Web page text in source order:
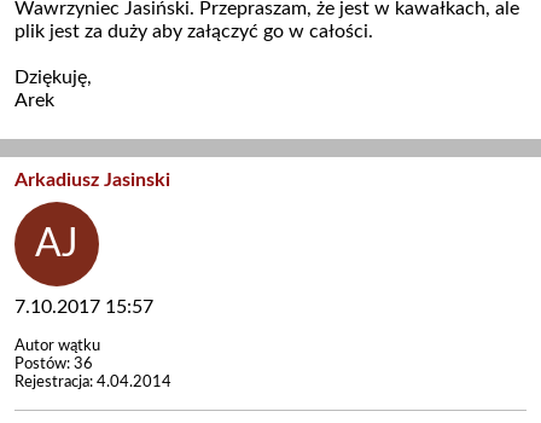
Wawrzyniec Jasiński. Przepraszam, że jest w kawałkach, ale
plik jest za duży aby załączyć go w całości.
Dziękuję,
Arek
Arkadiusz Jasinski
7.10.2017 15:57
Autor wątku
Postów: 36
Rejestracja: 4.04.2014